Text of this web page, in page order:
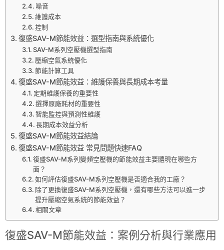
噪音
維護成本
控制
復盛SAV-M節能效益：選型指南與系統優化
SAV-M系列空壓機選型指南
壓縮空氣系統優化
節能計算工具
復盛SAV-M節能效益：維護保養與長期成本考量
定期維護保養的重要性
選擇原廠耗材的重要性
智能監控與預測性維護
長期成本效益分析
復盛SAV-M節能效益結論
復盛SAV-M節能效益 常見問題快速FAQ
復盛SAV-M系列變頻空壓機的節能效益主要體現在哪些方
面？
如何評估復盛SAV-M系列空壓機是否適合我的工廠？
除了更換復盛SAV-M系列空壓機，還有哪些方法可以進一步
提升壓縮空氣系統的節能效益？
相關文章
復盛SAV-M節能效益：案例分析與行業應用